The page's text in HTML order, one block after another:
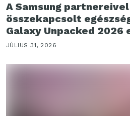
A Samsung
összekapcsolt
Galaxy Unpacked 2026
JÚLIUS 31, 2026